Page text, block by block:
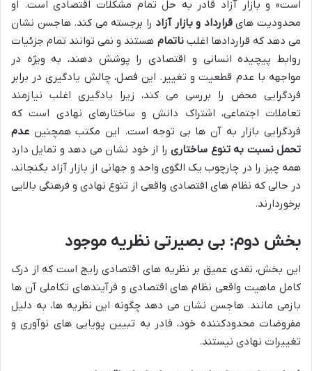
است» و بازار آزاد قادر به حل تمام مشکلات اقتصادی است. او
محدودیت هایقرارداد و بازار آزاد را برجسته می کند. هاجسن نشان
می دهد که قراردادها اغلبناتمام هستند و نمی توانند تمام جزئیات
روابط پیچیده انسانی و اقتصادی را پوشش دهند، به ویژه در
مواجهه با عدم قطعیت و تغییر. این فصل، چالش یادگیری در برابر
فردگرایی محض را بررسی می کند، زیرا یادگیری اغلب نیازمند
تعاملات اجتماعی، اشتراک دانش و ساختارهای نهادی است که
فردگرایی بازار به آن ها بی توجه است. این مکتب همچنین عدم
تحمل نسبت به تنوع ساختاریرا از خود نشان می دهد و تمایل دارد
همه چیز را در چارچوب یک الگوی واحد و جهانی از بازار آزاد بگنجاند،
در حالی که نظام های اقتصادی واقعی از تنوع نهادی و فرهنگی بالایی
برخوردارند.
بخش دوم: بی بصیرتی نظریه موجود
این بخش، نقدی عمیق بر نظریه های اقتصادی رایج است که از درک
کامل ماهیت واقعی نظام های اقتصادی و فرآیندهای تکاملی آن ها
بازمی مانند. هاجسن نشان می دهد چگونه این نظریه ها، به دلیل
مفروضات محدودکننده خود، قادر به تبیین پویایی های نوآوری و
تغییرات نهادی نیستند.